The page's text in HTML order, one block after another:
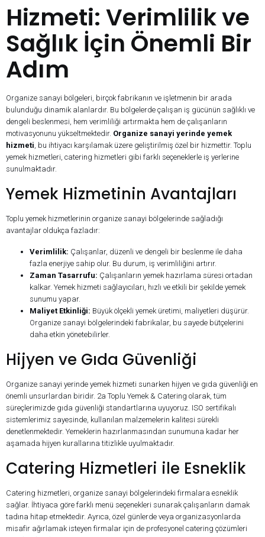
Hizmeti: Verimlilik ve
Sağlık İçin Önemli Bir
Adım
Organize sanayi bölgeleri, birçok fabrikanın ve işletmenin bir arada
bulunduğu dinamik alanlardır. Bu bölgelerde çalışan iş gücünün sağlıklı ve
dengeli beslenmesi, hem verimliliği artırmakta hem de çalışanların
motivasyonunu yükseltmektedir. Organize sanayi yerinde yemek
hizmeti , bu ihtiyacı karşılamak üzere geliştirilmiş özel bir hizmettir. Toplu
yemek hizmetleri, catering hizmetleri gibi farklı seçeneklerle iş yerlerine
sunulmaktadır.
Yemek Hizmetinin Avantajları
Toplu yemek hizmetlerinin organize sanayi bölgelerinde sağladığı
avantajlar oldukça fazladır:
Verimlilik: Çalışanlar, düzenli ve dengeli bir beslenme ile daha
fazla enerjiye sahip olur. Bu durum, iş verimliliğini artırır.
Zaman Tasarrufu: Çalışanların yemek hazırlama süresi ortadan
kalkar. Yemek hizmeti sağlayıcıları, hızlı ve etkili bir şekilde yemek
sunumu yapar.
Maliyet Etkinliği: Büyük ölçekli yemek üretimi, maliyetleri düşürür.
Organize sanayi bölgelerindeki fabrikalar, bu sayede bütçelerini
daha etkin yönetebilirler.
Hijyen ve Gıda Güvenliği
Organize sanayi yerinde yemek hizmeti sunarken hijyen ve gıda güvenliği en
önemli unsurlardan biridir. 2a Toplu Yemek & Catering olarak, tüm
süreçlerimizde gıda güvenliği standartlarına uyuyoruz. ISO sertifikalı
sistemlerimiz sayesinde, kullanılan malzemelerin kalitesi sürekli
denetlenmektedir. Yemeklerin hazırlanmasından sunumuna kadar her
aşamada hijyen kurallarına titizlikle uyulmaktadır.
Catering Hizmetleri ile Esneklik
Catering hizmetleri, organize sanayi bölgelerindeki firmalara esneklik
sağlar. İhtiyaca göre farklı menü seçenekleri sunarak çalışanların damak
tadına hitap etmektedir. Ayrıca, özel günlerde veya organizasyonlarda
misafir ağırlamak isteyen firmalar için de profesyonel catering çözümleri